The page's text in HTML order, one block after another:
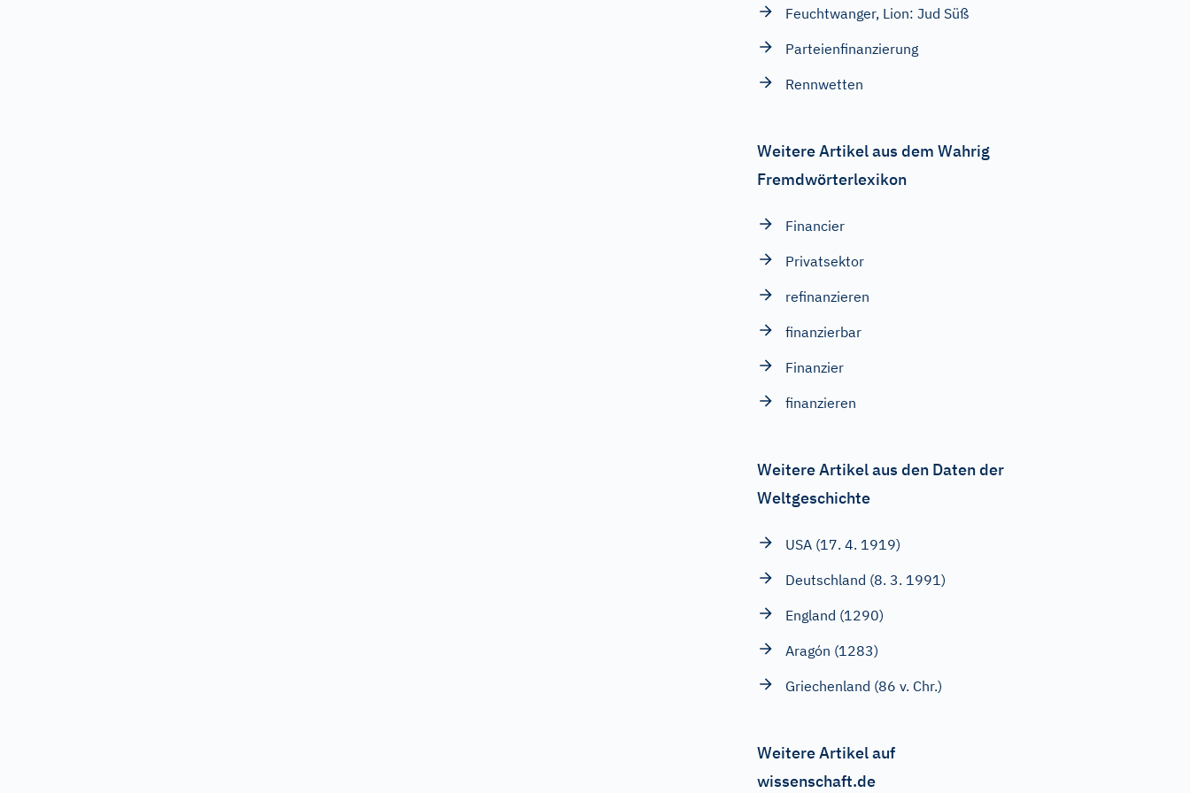
Feuchtwanger, Lion: Jud Süß
Parteienfinanzierung
Rennwetten
Weitere Artikel aus dem Wahrig
Fremdwörterlexikon
Financier
Privatsektor
refinanzieren
finanzierbar
Finanzier
finanzieren
Weitere Artikel aus den Daten der
Weltgeschichte
USA (17. 4. 1919)
Deutschland (8. 3. 1991)
England (1290)
Aragón (1283)
Griechenland (86 v. Chr.)
Weitere Artikel auf
wissenschaft.de